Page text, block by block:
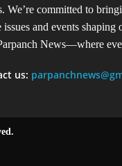
We’re committed to
issues and events
News—where
us: